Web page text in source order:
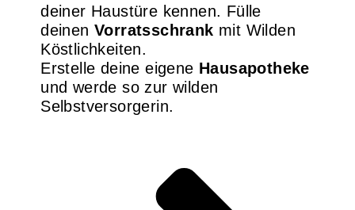
deiner Haustüre kennen. Fülle
deinen Vorratsschrank mit Wilden
Köstlichkeiten.
Erstelle deine eigene Hausapotheke
und werde so zur wilden
Selbstversorgerin.